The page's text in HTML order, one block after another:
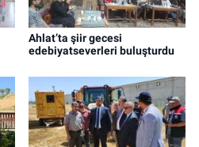
Ahlat’ta şiir gecesi
edebiyatseverleri buluşturdu